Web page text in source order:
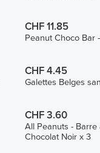
CHF 11.85
Peanut Choco Bar
CHF 4.45
Galettes Belges
CHF 3.60
All Peanuts -
Chocolat Noir x 3